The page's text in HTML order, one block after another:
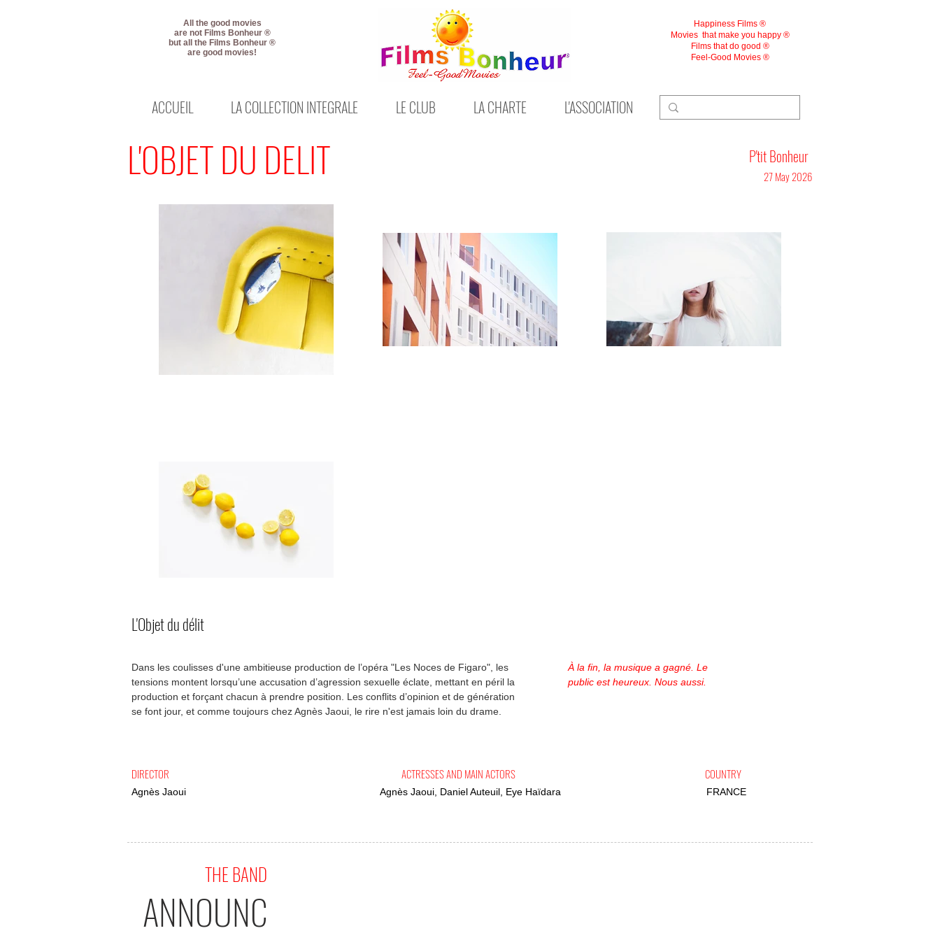
All the good movies
are not Films Bonheur ®
but all the Films Bonheur ®
are good movies!
ACCUEIL LA COLLECTION INTEGRALE LE CLUB LA CHARTE L'ASSOCIATION
Happiness Films ®
Movies that make you happy ®
Films that do good ®
Feel-Good Movies ®
L'OBJET DU DELIT
L'Objet du délit
Dans les coulisses d'une ambitieuse production de l’opéra "Les Noces de Figaro", les
tensions montent lorsqu’une accusation d’agression sexuelle éclate, mettant en péril la
production et forçant chacun à prendre position. Les conflits d’opinion et de génération
se font jour, et comme toujours chez Agnès Jaoui, le rire n'est jamais loin du drame.
À la fin, la musique a gagné. Le
public est heureux. Nous aussi.
DIRECTOR
Agnès Jaoui
ACTRESSES AND MAIN ACTORS
Agnès Jaoui, Daniel Auteuil, Eye Haïdara
COUNTRY
FRANCE
P'tit Bonheur
27 May 2026
ANNOUNC
THE BAND